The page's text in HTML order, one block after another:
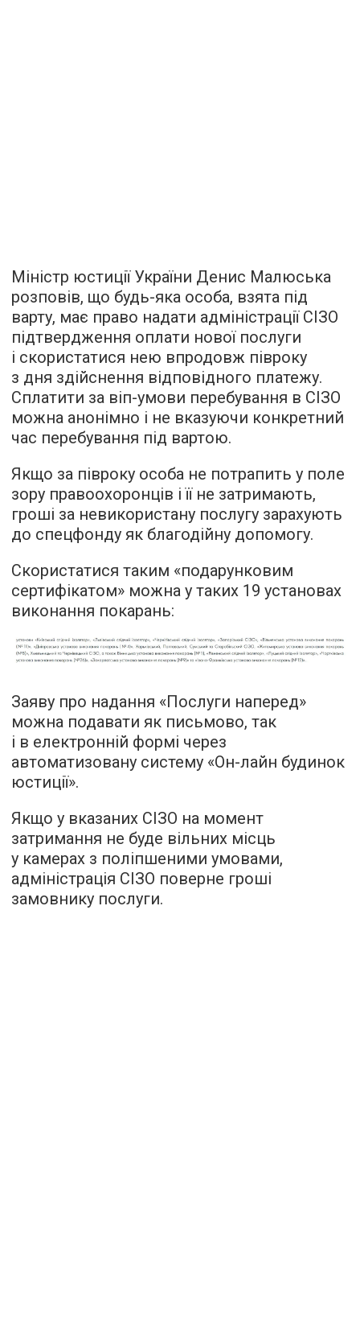
Міністр юстиції України Денис Малюська
розповів, що будь-яка особа, взята під
варту, має право надати адміністрації СІЗО
підтвердження оплати нової послуги
і скористатися нею впродовж півроку
з дня здійснення відповідного платежу.
Сплатити за віп-умови перебування в СІЗО
можна анонімно і не вказуючи конкретний
час перебування під вартою.
Якщо за півроку особа не потрапить у поле
зору правоохоронців і її не затримають,
гроші за невикористану послугу зарахують
до спецфонду як благодійну допомогу.
Скористатися таким «подарунковим
сертифікатом» можна у таких 19 установах
виконання покарань:
Заяву про надання «Послуги наперед»
можна подавати як письмово, так
і в електронній формі через
автоматизовану систему «Он-лайн будинок
юстиції».
Якщо у вказаних СІЗО на момент
затримання не буде вільних місць
у камерах з поліпшеними умовами,
адміністрація СІЗО поверне гроші
замовнику послуги.